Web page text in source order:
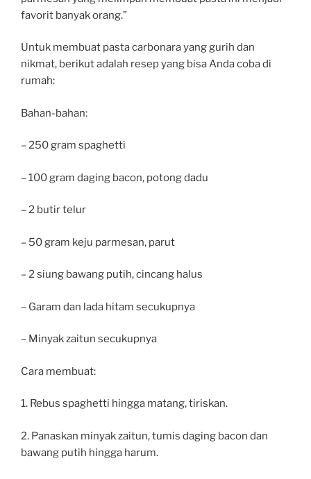
favorit banyak orang.”
Untuk membuat pasta carbonara yang gurih dan
nikmat, berikut adalah resep yang bisa Anda coba di
rumah:
Bahan-bahan:
– 250 gram spaghetti
– 100 gram daging bacon, potong dadu
– 2 butir telur
– 50 gram keju parmesan, parut
– 2 siung bawang putih, cincang halus
– Garam dan lada hitam secukupnya
– Minyak zaitun secukupnya
Cara membuat:
1. Rebus spaghetti hingga matang, tiriskan.
2. Panaskan minyak zaitun, tumis daging bacon dan
bawang putih hingga harum.